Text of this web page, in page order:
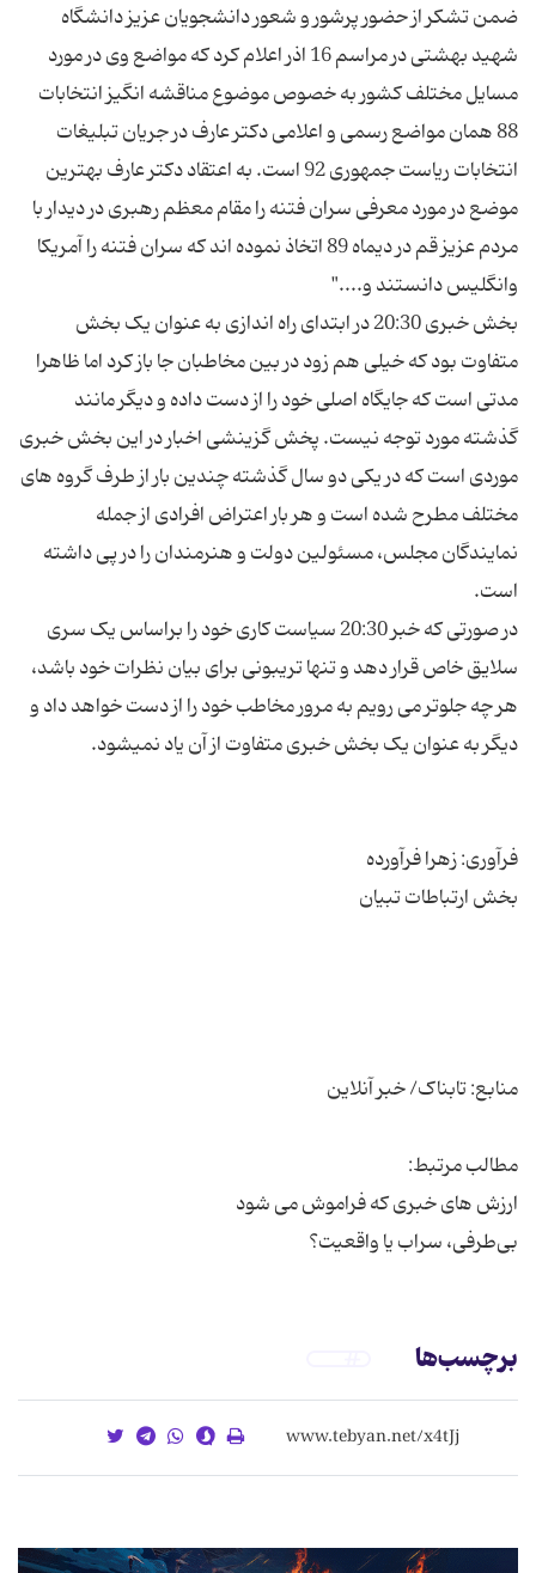
ضمن تشكر از حضور پرشور و شعور دانشجویان عزیز دانشگاه
شهید بهشتی در مراسم 16 اذر اعلام کرد كه مواضع وی در مورد
مسایل مختلف كشور به خصوص موضوع مناقشه انگیز انتخابات
88 همان مواضع رسمی و اعلامی دکتر عارف در جریان تبلیغات
انتخابات ریاست جمهوری 92 است. به اعتقاد دكتر عارف بهترین
موضع در مورد معرفی سران فتنه را مقام معظم رهبری در دیدار با
مردم عزیز قم در دیماه 89 اتخاذ نموده اند كه سران فتنه را آمریكا
بخش خبری 20:30 در ابتدای راه اندازی به عنوان یک بخش
متفاوت بود که خیلی هم زود در بین مخاطبان جا باز کرد اما ظاهرا
مدتی است که جایگاه اصلی خود را از دست داده و دیگر مانند
گذشته مورد توجه نیست. پخش گزینشی اخبار در این بخش خبری
موردی است که در یکی دو سال گذشته چندین بار از طرف گروه های
مختلف مطرح شده است و هر بار اعتراض افرادی از جمله
نمایندگان مجلس، مسئولین دولت و هنرمندان را در پی داشته
در صورتی که خبر 20:30 سیاست کاری خود را براساس یک سری
سلایق خاص قرار دهد و تنها تریبونی برای بیان نظرات خود باشد،
هر چه جلوتر می رویم به مرور مخاطب خود را از دست خواهد داد و
بی‌طرفی، سراب یا واقعیت؟
برچسب‌ها